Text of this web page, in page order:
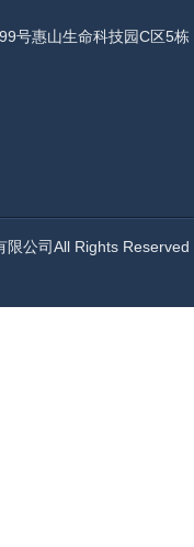
号惠山生命科技园C区5栋
限公司All Rights